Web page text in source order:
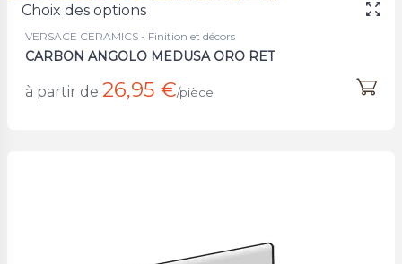
Choix des options
VERSACE CERAMICS - Finition et décors
CARBON ANGOLO MEDUSA ORO RET
à partir de 26,95 €/pièce